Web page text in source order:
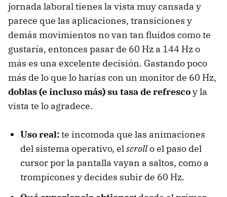
jornada laboral tienes la vista muy cansada y
parece que las aplicaciones, transiciones y
demás movimientos no van tan fluidos como te
gustaría, entonces pasar de 60 Hz a 144 Hz o
más es una excelente decisión. Gastando poco
más de lo que lo harías con un monitor de 60 Hz,
doblas (e incluso más) su tasa de refrescoy la
vista te lo agradece.
Uso real:te incomoda que las animaciones
del sistema operativo, el scrollo el paso del
cursor por la pantalla vayan a saltos, como a
trompicones y decides subir de 60 Hz.